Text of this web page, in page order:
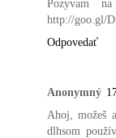
Pozyvam
http://goo.gl/
Odpovedať
Anonymný
Ahoj, možeš
dlhsom